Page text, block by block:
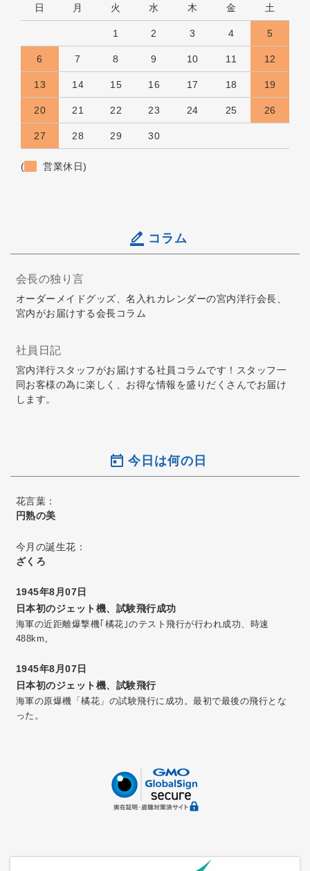
日 月 火 水 木 金 土
1 2 3 4 5
6 7 8 9 10 11 12
13 14 15 16 17 18 19
20 21 22 23 24 25 26
27 28 29 30
( 営業休日)
コラム
会長の独り言
オーダーメイドグッズ、名入れカレンダーの宮内洋行会長、
宮内がお届けする会長コラム
社員日記
宮内洋行スタッフがお届けする社員コラムです！スタッフ一
同お客様の為に楽しく、お得な情報を盛りだくさんでお届け
します。
今日は何の日
花言葉：
円熟の美
今月の誕生花：
ざくろ
1945年8月07日
日本初のジェット機、試験飛行成功
海軍の近距離爆撃機｢橘花｣のテスト飛行が行われ成功、時速
488km。
1945年8月07日
日本初のジェット機、試験飛行
海軍の原爆機「橘花」の試験飛行に成功。最初で最後の飛行とな
った。